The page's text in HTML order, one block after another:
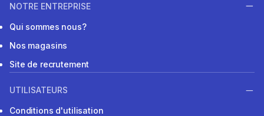
NOTRE ENTREPRISE
Qui sommes nous?
Nos magasins
Site de recrutement
UTILISATEURS
Conditions d'utilisation